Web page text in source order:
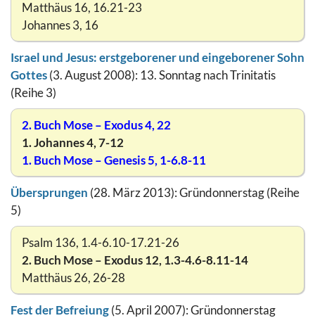
Matthäus 16, 16.21-23
Johannes 3, 16
Israel und Jesus: erstgeborener und eingeborener Sohn
Gottes(3. August 2008): 13. Sonntag nach Trinitatis
(Reihe 3)
2. Buch Mose – Exodus 4, 22
1. Johannes 4, 7-12
1. Buch Mose – Genesis 5, 1-6.8-11
Übersprungen (28. März 2013): Gründonnerstag (Reihe
5)
Psalm 136, 1.4-6.10-17.21-26
2. Buch Mose – Exodus 12, 1.3-4.6-8.11-14
Matthäus 26, 26-28
Fest der Befreiung(5. April 2007): Gründonnerstag